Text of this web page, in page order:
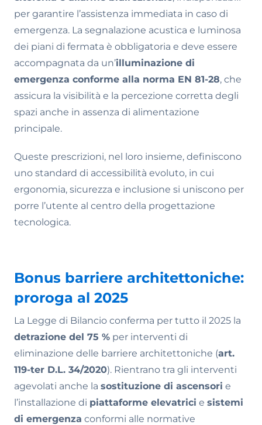
per garantire l’assistenza immediata in caso di
emergenza. La segnalazione acustica e luminosa
dei piani di fermata è obbligatoria e deve essere
accompagnata da un’illuminazione di
emergenza conforme alla norma EN 81-28, che
assicura la visibilità e la percezione corretta degli
spazi anche in assenza di alimentazione
principale.
Queste prescrizioni, nel loro insieme, definiscono
uno standard di accessibilità evoluto, in cui
ergonomia, sicurezza e inclusione si uniscono per
porre l’utente al centro della progettazione
tecnologica.
Bonus barriere architettoniche:
proroga al 2025
La Legge di Bilancio conferma per tutto il 2025 la
detrazione del 75 % per interventi di
eliminazione delle barriere architettoniche (art.
119-ter D.L. 34/2020). Rientrano tra gli interventi
agevolati anche la sostituzione di ascensori e
l’installazione di piattaforme elevatrici e sistemi
di emergenza conformi alle normative